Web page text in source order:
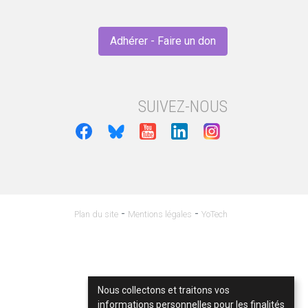
Adhérer - Faire un don
SUIVEZ-NOUS
Plan du site - Mentions légales - YoTech
Nous collectons et traitons vos
informations personnelles pour les finalités